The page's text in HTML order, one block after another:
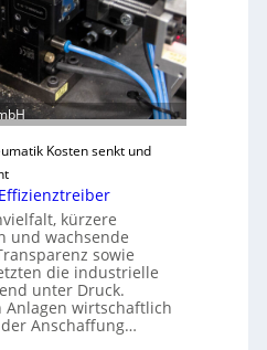
Kosten senkt und
kürzere
und wachsende
sowie
die industrielle
unter Druck.
Anlagen wirtschaftlich
Anschaffung…